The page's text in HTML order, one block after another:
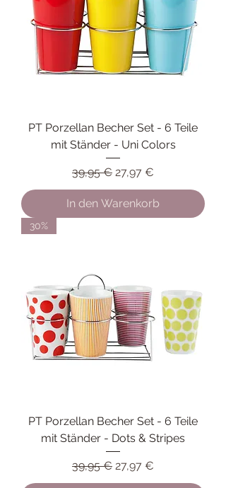
PT Porzellan Becher Set - 6 Teile
mit Ständer - Uni Colors
Standardpreis
39,95 € Sale-Preis
27,97 €
In den Warenkorb
30%
PT Porzellan Becher Set - 6 Teile
mit Ständer - Dots & Stripes
Standardpreis
39,95 € Sale-Preis
27,97 €